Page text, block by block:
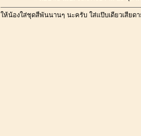
ให้น้องใส่ชุดสี่พันนานๆ นะครับ ใส่แป๊บเดียวเสียด